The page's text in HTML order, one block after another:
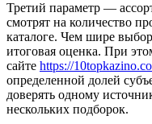
Третий параметр —
смотрят на количество
каталоге. Чем шире
итоговая оценка. При
сайте https://
определенной долей
доверять одному
нескольких подборок.